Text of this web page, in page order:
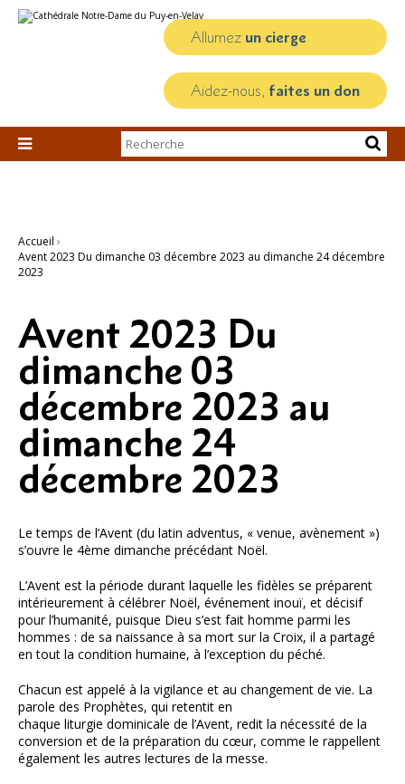
au
personnels
Allumez un cierge
Aidez-nous, faites un don

Chercher par
Recherche
Accueil ›
Avent 2023 Du dimanche 03 décembre 2023 au dimanche 24 décembre
2023
Avent 2023 Du
dimanche 03
décembre 2023 au
dimanche 24
décembre 2023
Le temps de l’Avent (du latin adventus, « venue, avènement »)
s’ouvre le 4ème dimanche précédant Noël.
L’Avent est la période durant laquelle les fidèles se préparent
intérieurement à célébrer Noël, événement inouï, et décisif
pour l’humanité, puisque Dieu s’est fait homme parmi les
hommes : de sa naissance à sa mort sur la Croix, il a partagé
en tout la condition humaine, à l’exception du péché.
Chacun est appelé à la vigilance et au changement de vie. La
parole des Prophètes, qui retentit en
chaque liturgie dominicale de l’Avent, redit la nécessité de la
conversion et de la préparation du cœur, comme le rappellent
également les autres lectures de la messe.